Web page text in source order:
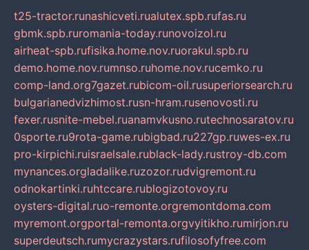
t25-tractor.runashicveti.rualutex.spb.rufas.ru
gbmk.spb.ruromania-today.runovoizol.ru
airheat-spb.rufisika.home.nov.ruorakul.spb.ru
demo.home.nov.rumnso.ruhome.nov.rucemko.ru
comp-land.org7gazet.rubicom-oil.rusuperiorsearch.ru
bulgarianedvizhimost.rusn-hram.rusenovosti.ru
fexer.rusnite-mebel.ruanamvkusno.rutechnosaratov.ru
0sporte.ru9rota-game.rubigbad.ru227gp.ruwes-ex.ru
pro-kirpichi.ruisraelsale.rublack-lady.rustroy-db.com
mynances.orgladalike.ruzozor.rudvigremont.ru
odnokartinki.ruhtccare.rublogizotovoy.ru
oysters-digital.ruo-remonte.orgremontdoma.com
myremont.orgportal-remonta.orgvyitikho.rumirjon.ru
superdeutsch.rumycrazystars.rufilosofyfree.com